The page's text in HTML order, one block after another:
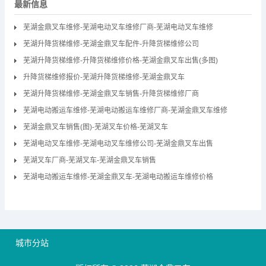
最新信息
芜湖金鼎叉车维修-芜湖电动叉车维修厂商-芜湖电动叉车维修
芜湖升降货梯维修-芜湖金鼎叉车配件-升降货梯维修公司
芜湖升降货梯维修-升降货梯维修价格-芜湖金鼎叉车出售(多图)
升降货梯维修报价-芜湖升降货梯维修-芜湖金鼎叉车
芜湖升降货梯维修-芜湖金鼎叉车销售-升降货梯维修厂商
芜湖电动搬运车维修-芜湖电动搬运车维修厂商-芜湖金鼎叉车维修
芜湖金鼎叉车销售(图)-芜湖叉车价格-芜湖叉车
芜湖电动叉车维修-芜湖电动叉车维修公司-芜湖金鼎叉车出售
芜湖叉车厂商-芜湖叉车-芜湖金鼎叉车销售
芜湖电动搬运车维修-芜湖金鼎叉车-芜湖电动搬运车维修价格
城市分站